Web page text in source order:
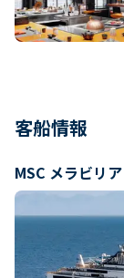
客船情報
MSC メラビリア